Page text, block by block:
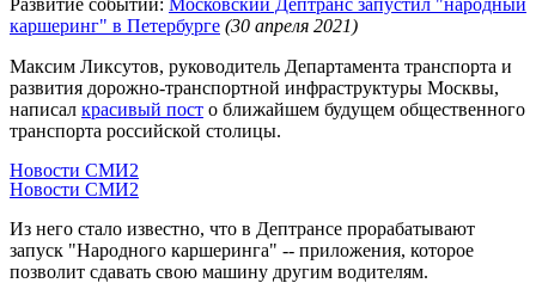
каршеринг" в Петербурге (30 апреля 2021)
Максим Ликсутов, руководитель Департамента транспорта и
развития дорожно-транспортной инфраструктуры Москвы,
написал красивый пост о ближайшем будущем общественного
транспорта российской столицы.
Новости СМИ2
Новости СМИ2
Из него стало известно, что в Дептрансе прорабатывают
запуск "Народного каршеринга" -- приложения, которое
позволит сдавать свою машину другим водителям.